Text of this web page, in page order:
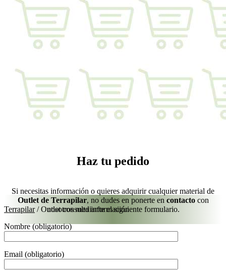
Terrapilar/Outlet consulta información
Haz tu pedido
Si necesitas información o quieres adquirir cualquier material de
Outlet de Terrapilar, no dudes en ponerte en contactocon
nosotros mediante el siguiente formulario.
Nombre (obligatorio)
Email (obligatorio)